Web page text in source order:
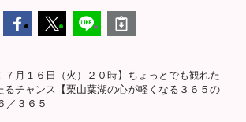
７月１６日（火）２０時】ちょっとでも観れた
るチャンス【栗山葉湖の心が軽くなる３６５の
／３６５